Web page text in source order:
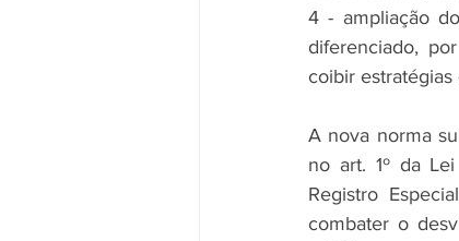
4 - ampliação
diferenciado,
coibir
A nova norma
no art. 1º da
Registro
combater o